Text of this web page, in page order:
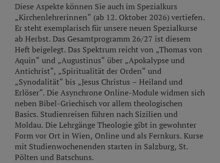
Diese Aspekte können Sie auch im Spezialkurs
„Kirchenlehrerinnen“ (ab 12. Oktober 2026) vertiefen.
Er steht exemplarisch für unsere neuen Spezialkurse
ab Herbst. Das Gesamtprogramm 26/27 ist diesem
Heft beigelegt. Das Spektrum reicht von „Thomas von
Aquin“ und „Augustinus“ über „Apokalypse und
Antichrist“, „Spiritualität der Orden“ und
„Synodalität“ bis „Jesus Christus – Heiland und
Erlöser“. Die Asynchrone Online-Module widmen sich
neben Bibel-Griechisch vor allem theologischen
Basics. Studienreisen führen nach Sizilien und
Moldau. Die Lehrgänge Theologie gibt in gewohnter
Form vor Ort in Wien, Online und als Fernkurs. Kurse
mit Studienwochenenden starten in Salzburg, St.
Pölten und Batschuns.